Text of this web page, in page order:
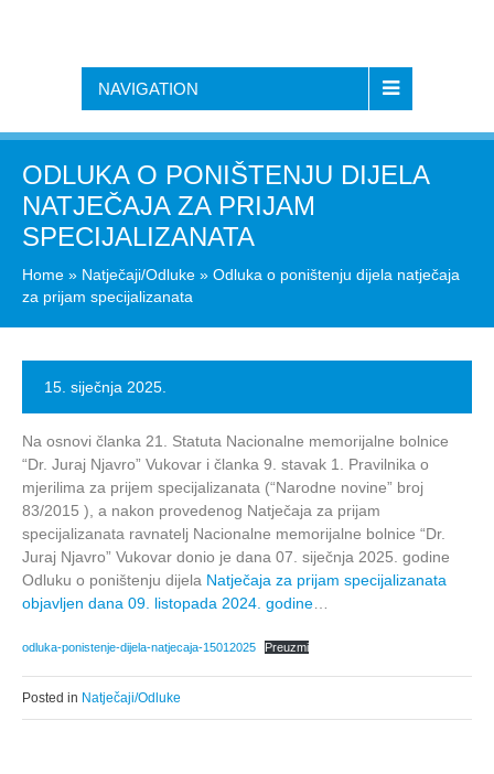
NAVIGATION
ODLUKA O PONIŠTENJU DIJELA
NATJEČAJA ZA PRIJAM
SPECIJALIZANATA
Home » Natječaji/Odluke » Odluka o poništenju dijela natječaja
za prijam specijalizanata
15. siječnja 2025.
Na osnovi članka 21. Statuta Nacionalne memorijalne bolnice
“Dr. Juraj Njavro” Vukovar i članka 9. stavak 1. Pravilnika o
mjerilima za prijem specijalizanata (“Narodne novine” broj
83/2015 ), a nakon provedenog Natječaja za prijam
specijalizanata ravnatelj Nacionalne memorijalne bolnice “Dr.
Juraj Njavro” Vukovar donio je dana 07. siječnja 2025. godine
Odluku o poništenju dijela Natječaja za prijam specijalizanata
objavljen dana 09. listopada 2024. godine
odluka-ponistenje-dijela-natjecaja-15012025 Preuzmi
Posted in Natječaji/Odluke